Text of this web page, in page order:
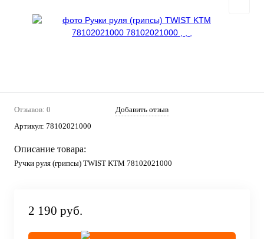
Отзывов: 0
Добавить отзыв
Артикул: 78102021000
Описание товара:
Ручки руля (грипсы) TWIST KTM 78102021000
2 190 руб.